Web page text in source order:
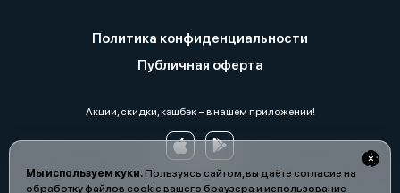
Мы используем куки.Пользуясь сайтом, вы даёте согласие на
обработку файлов cookie вашего браузера и использование
Политика конфиденциальности
Публичная оферта
Акции, скидки, кэшбэк − в нашем приложении!